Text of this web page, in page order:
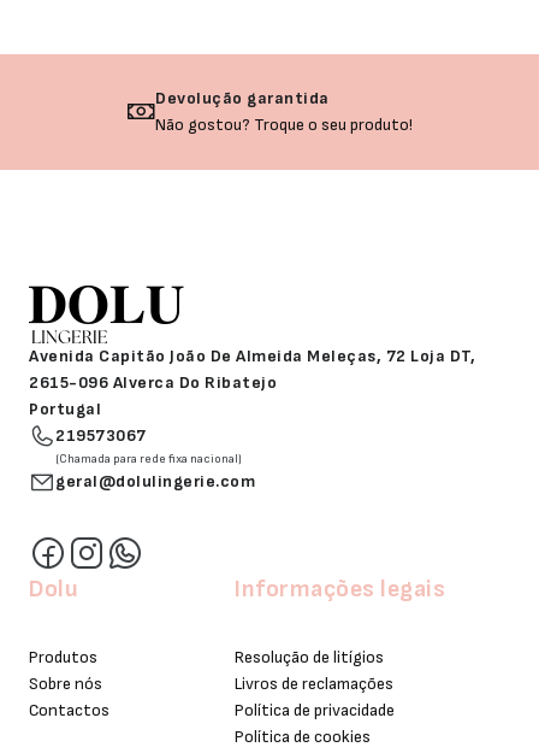
Devolução garantida
Não gostou? Troque o seu produto!
Avenida Capitão João De Almeida Meleças, 72 Loja DT,
2615-096 Alverca Do Ribatejo
Portugal
219573067
(Chamada para rede fixa nacional)
geral@dolulingerie.com
Dolu
Produtos
Sobre nós
Contactos
Informações legais
Resolução de litígios
Livros de reclamações
Política de privacidade
Política de cookies